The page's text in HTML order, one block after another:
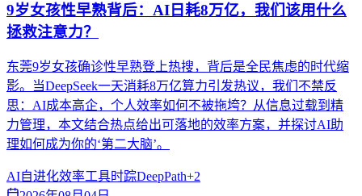
9岁女孩性早熟背后：AI日耗8万亿，我们该用什么
拯救注意力？
东莞9岁女孩确诊性早熟登上热搜，背后是全民焦虑的时代缩
影。当DeepSeek一天消耗8万亿算力引发热议，我们不禁反
思：AI成本高企，个人效率如何不被拖垮？从信息过载到精
力管理，本文结合热点给出可落地的效率方案，并探讨AI助
理如何成为你的‘第二大脑’。
AI自进化效率工具时踪DeepPath+2